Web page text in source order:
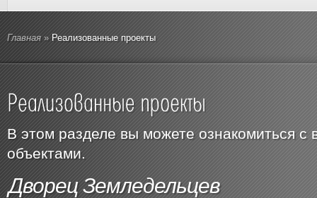
Главная »Реализованные проекты
В этом разделе вы можете ознакомиться
объектами.
Дворец Земледельцев